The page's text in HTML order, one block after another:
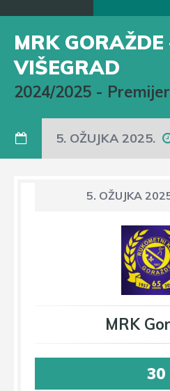
MRK
VIŠEGRAD
2024/2025 -
5. OŽUJKA 2025.
5. OŽUJKA
MRK
30